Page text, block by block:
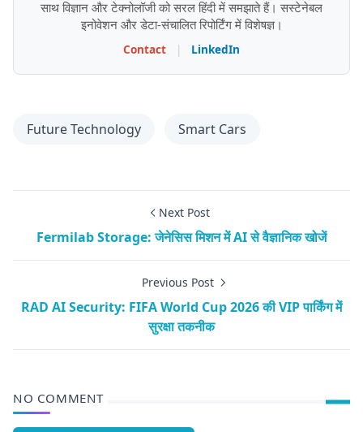
साथ विज्ञान और टेक्नोलॉजी को सरल हिंदी में समझाते हैं। सस्टेनेबल
इनोवेशन और डेटा-संचालित रिपोर्टिंग में विशेषज्ञ।
Contact | LinkedIn
Future Technology Smart Cars
Next Post
Fermilab Storage: जेनेसिस मिशन में AI से वैज्ञानिक खोजें
Previous Post
RAD AI Security: FIFA World Cup 2026 की VIP पार्किंग में
सुरक्षा तकनीक
NO COMMENT